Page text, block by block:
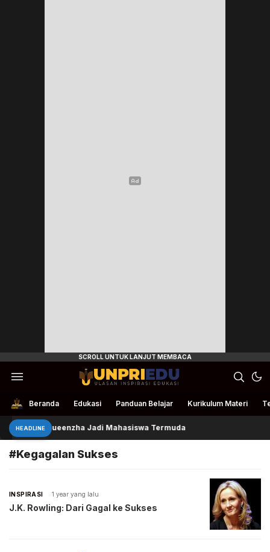
UnpriEdu
Ulasan Inspirasi Edukasi
Beranda Edukasi Panduan Belajar Kurikulum Materi
HEADLINEQueenzha Jadi Mahasiswa Termuda
#Kegagalan Sukses
INSPIRASI 1 year yang lalu
J.K. Rowling: Dari Gagal ke Sukses